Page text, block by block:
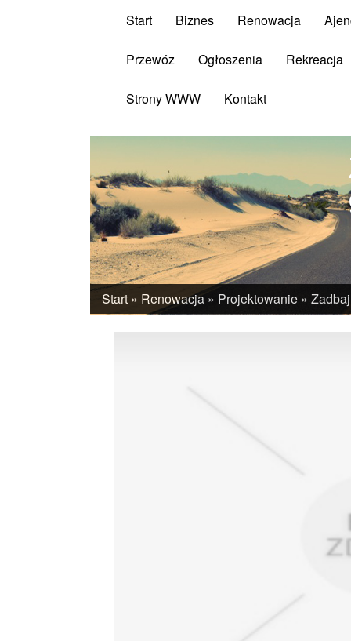
Start Biznes Renowacja
Przewóz Ogłoszenia Rekreacja
Strony WWW Kontakt
Start » Renowacja » Projektowanie »